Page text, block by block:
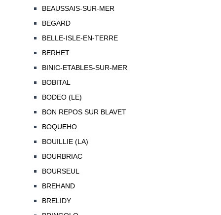
BEAUSSAIS-SUR-MER
BEGARD
BELLE-ISLE-EN-TERRE
BERHET
BINIC-ETABLES-SUR-MER
BOBITAL
BODEO (LE)
BON REPOS SUR BLAVET
BOQUEHO
BOUILLIE (LA)
BOURBRIAC
BOURSEUL
BREHAND
BRELIDY